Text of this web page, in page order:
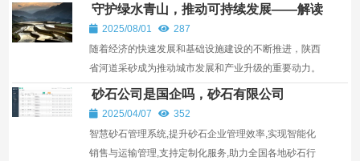
守护绿水青山，推动可持续发展——解读
陕西省河道采砂管理新规
2025/08/01
287
随着经济的快速发展和基础设施建设的不断推进，陕西
省河道采砂成为推动城市发展和产业升级的重要动力。
然而，非法采砂造成的环境破坏也日益严重。陕西省出
台...
砂石公司是国企吗，砂石有限公司
2025/04/07
352
智慧砂石管理系统,提升砂石企业管理效率,实现智能化
销售与运输管理,支持定制化服务,助力全国各地砂石行